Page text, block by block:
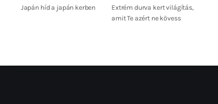
Japán híd a japán kerben
Extrém durva kert világítás,
amit Te azért ne kövess